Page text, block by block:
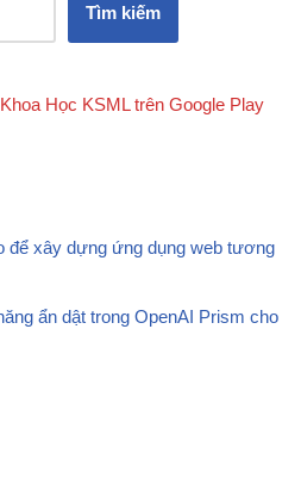
Tìm kiếm
Học KSML trên Google Play
để xây dựng ứng dụng web tương
ẩn dật trong OpenAI Prism cho